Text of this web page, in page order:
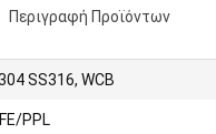
Περιγραφή Προϊόντων
SS316, WCB
PPL